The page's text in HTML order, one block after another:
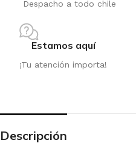
Despacho a todo chile
Estamos aquí
¡Tu atención importa!
Descripción